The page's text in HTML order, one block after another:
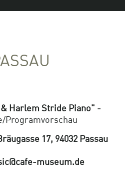
Harlem Stride Piano" -
Programvorschau
17, 94032 Passau
museum.de